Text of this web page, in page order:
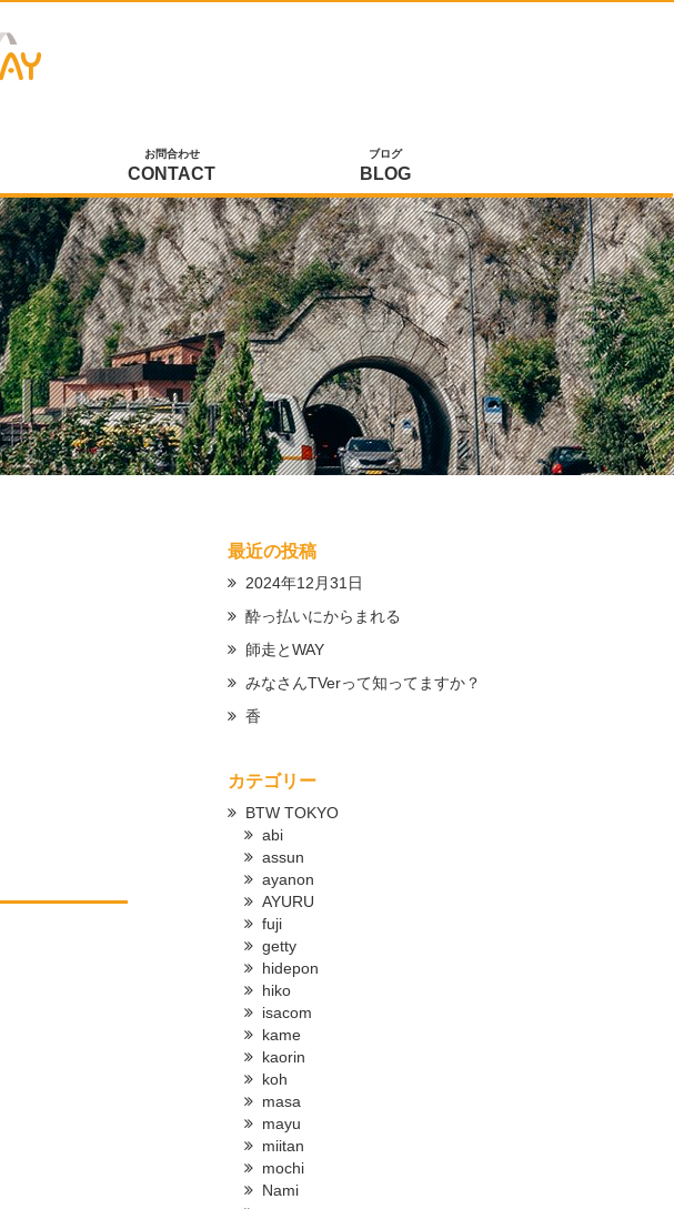
お問合わせ
CONTACT
ブログ
BLOG
最近の投稿
2024年12月31日
酔っ払いにからまれる
師走とWAY
みなさんTVerって知ってますか？
香
カテゴリー
BTW TOKYO
abi
assun
ayanon
AYURU
fuji
getty
hidepon
hiko
isacom
kame
kaorin
koh
masa
mayu
miitan
mochi
Nami